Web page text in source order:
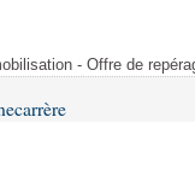
- Offre de